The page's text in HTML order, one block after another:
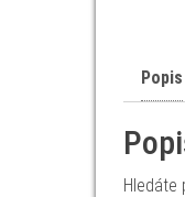
Popis
Hledáte